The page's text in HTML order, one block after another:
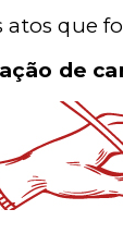
atos que
de